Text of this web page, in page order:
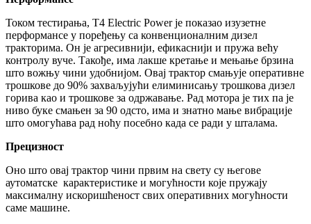
Током тестирања, Т4 Electric Power је показао изузетне
перформансе у поређењу са конвенционалним дизел
тракторима. Он је агресивнији, ефикаснији и пружа већу
контролу вуче. Такође, има лакше кретање и мењање брзина
што вожњу чини удобнијом. Овај трактор смањује оперативне
трошкове до 90% захваљујући елиминисању трошкова дизел
горива као и трошкове за одржавање. Рад мотора је тих па је
ниво буке смањен за 90 одсто, има и знатно мање вибрације
што омогућава рад ноћу посебно када се ради у шталама.
Прецизност
Оно што овај трактор чини првим на свету су његове
аутоматске карактеристике и могућности које пружају
максималну искоришћеност свих оперативних могућности
саме машине.